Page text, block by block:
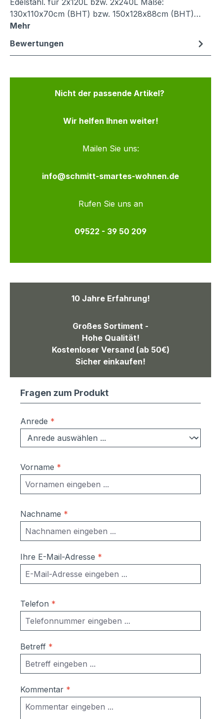
Edelstahl. für 2x120L bzw. 2x240L Maße:
130x110x70cm (BHT) bzw. 150x128x88cm (BHT)…
Mehr
Bewertungen
Nicht der passende Artikel?
Wir helfen Ihnen weiter!
Mailen Sie uns:
info@schmitt-smartes-wohnen.de
Rufen Sie uns an
09522 - 39 50 209
10 Jahre Erfahrung!
Großes Sortiment -
Hohe Qualität!
Kostenloser Versand (ab 50€)
Sicher einkaufen!
Fragen zum Produkt
Anrede *
Vorname *
Nachname *
Ihre E-Mail-Adresse *
Telefon *
Betreff *
Kommentar *